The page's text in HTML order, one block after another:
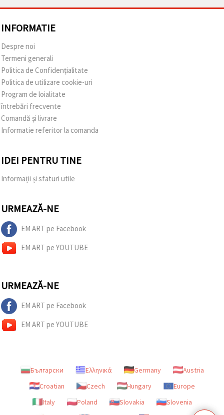
INFORMATIE
Despre noi
Termeni generali
Politica de Confidențialitate
Politica de utilizare cookie-uri
Program de loialitate
întrebări frecvente
Comandă și livrare
Informatie referitor la comanda
IDEI PENTRU TINE
Informații și sfaturi utile
URMEAZĂ-NE
EM ART pe Facebook
EM ART pe YOUTUBE
URMEAZĂ-NE
EM ART pe Facebook
EM ART pe YOUTUBE
Български Ελληνικά Germany
Austria
Croatian
Czech Hungary
Europe
Italy
Poland Slovakia
Slovenia